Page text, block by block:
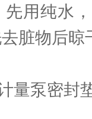
用纯水
脏物后晾
泵密封